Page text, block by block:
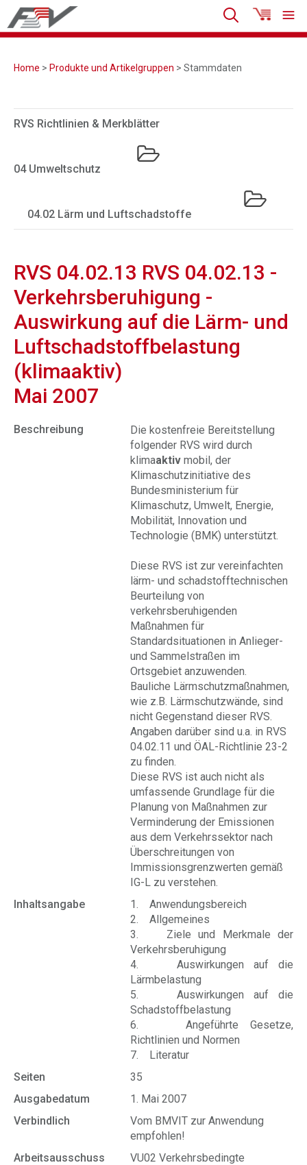
Home > Produkte und Artikelgruppen > Stammdaten
RVS Richtlinien & Merkblätter
04 Umweltschutz
04.02 Lärm und Luftschadstoffe
RVS 04.02.13 RVS 04.02.13 -
Verkehrsberuhigung -
Auswirkung auf die Lärm- und
Luftschadstoffbelastung
(klimaaktiv)
Mai 2007
Beschreibung
Die kostenfreie Bereitstellung
folgender RVS wird durch
klimaaktiv mobil, der
Klimaschutzinitiative des
Bundesministerium für
Klimaschutz, Umwelt, Energie,
Mobilität, Innovation und
Technologie (BMK) unterstützt.
Diese RVS ist zur vereinfachten
lärm- und schadstofftechnischen
Beurteilung von
verkehrsberuhigenden
Maßnahmen für
Standardsituationen in Anlieger-
und Sammelstraßen im
Ortsgebiet anzuwenden.
Bauliche Lärmschutzmaßnahmen,
wie z.B. Lärmschutzwände, sind
nicht Gegenstand dieser RVS.
Angaben darüber sind u.a. in RVS
04.02.11 und ÖAL-Richtlinie 23-2
zu finden.
Diese RVS ist auch nicht als
umfassende Grundlage für die
Planung von Maßnahmen zur
Verminderung der Emissionen
aus dem Verkehrssektor nach
Überschreitungen von
Immissionsgrenzwerten gemäß
IG-L zu verstehen.
Inhaltsangabe
1. Anwendungsbereich
2. Allgemeines
3. Ziele und Merkmale der
Verkehrsberuhigung
4. Auswirkungen auf die
Lärmbelastung
5. Auswirkungen auf die
Schadstoffbelastung
6. Angeführte Gesetze,
Richtlinien und Normen
7. Literatur
Seiten
35
Ausgabedatum
1. Mai 2007
Verbindlich
Vom BMVIT zur Anwendung
empfohlen!
Arbeitsausschuss
VU02 Verkehrsbedingte